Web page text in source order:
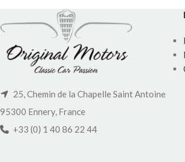
25, Chemin de la Chapelle Saint Antoine
95300 Ennery, France
+33 (0) 1 40 86 22 44